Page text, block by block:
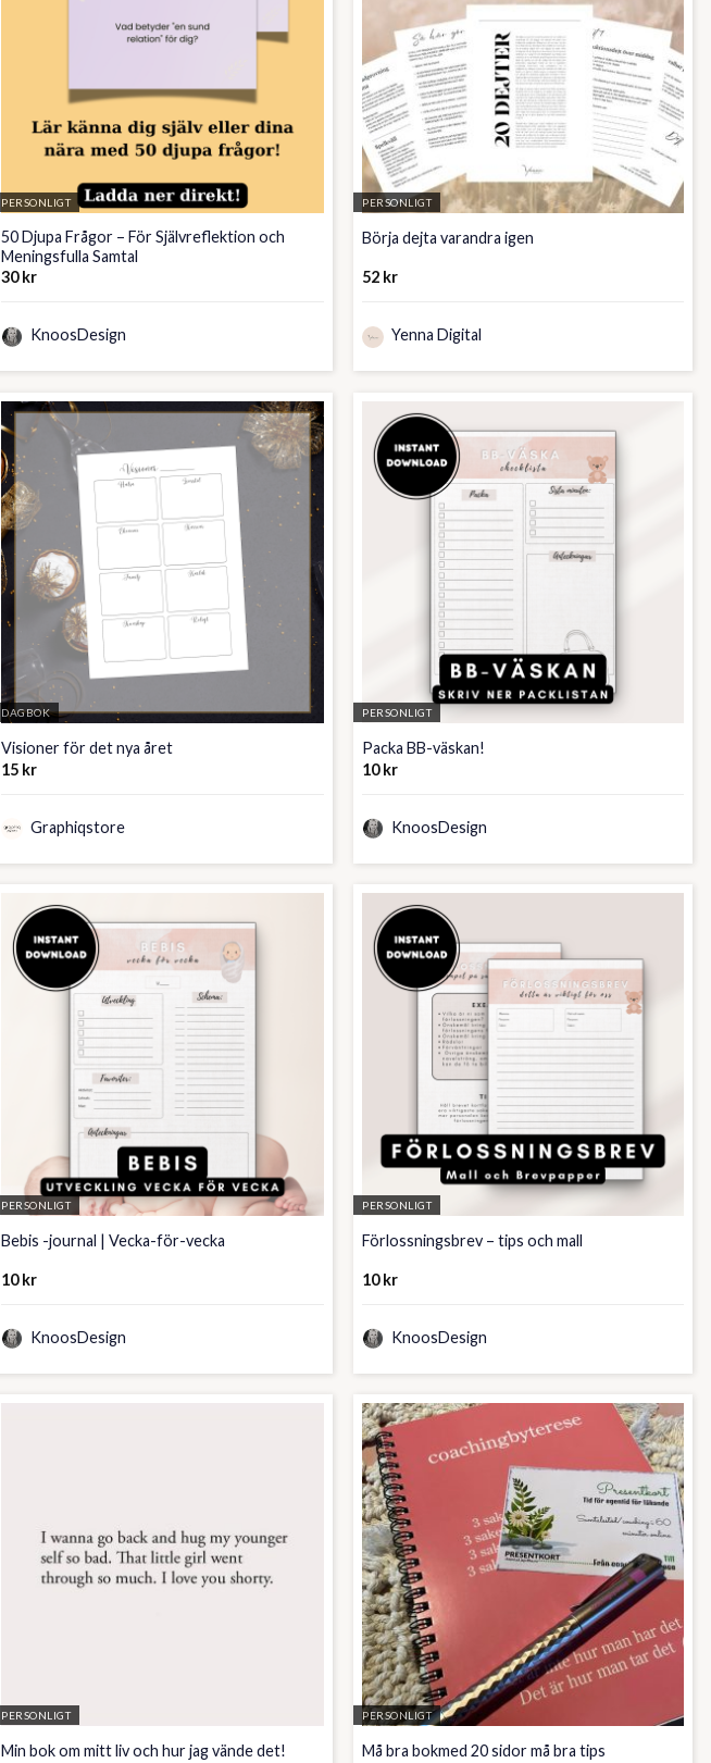
PERSONLIGT
50 Djupa Frågor – För Självreflektion och
Meningsfulla Samtal
30kr
KnoosDesign
PERSONLIGT
Börja dejta varandra igen
52 kr
Yenna Digital
DAGBOK
Visioner för det nya året
15 kr
Graphiqstore
PERSONLIGT
Packa BB-väskan!
10kr
KnoosDesign
PERSONLIGT
Bebis -journal | Vecka-för-vecka
10kr
KnoosDesign
PERSONLIGT
Förlossningsbrev – tips och mall
10kr
KnoosDesign
PERSONLIGT
Min bok om mitt liv och hur jag vände det!
PERSONLIGT
Må bra bokmed 20 sidor må bra tips